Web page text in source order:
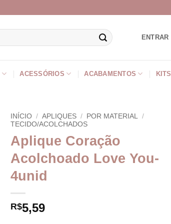
ENTRAR
ACESSÓRIOS ACABAMENTOS KITS
INÍCIO / APLIQUES / POR MATERIAL /
TECIDO/ACOLCHADOS
Aplique Coração
Acolchoado Love You-
4unid
R$5,59